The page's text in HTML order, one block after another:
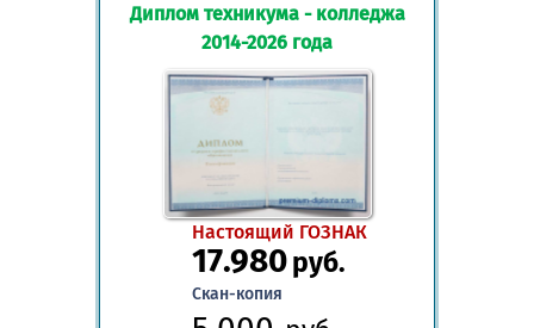
Диплом техникума - колледжа
2014-2026 года
Настоящий ГОЗНАК
17.980руб.
Скан-копия